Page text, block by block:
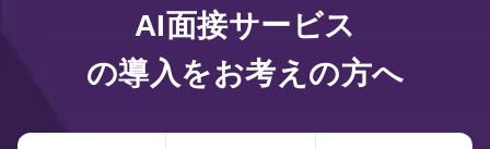
AI面接サービス
の導入をお考えの方へ